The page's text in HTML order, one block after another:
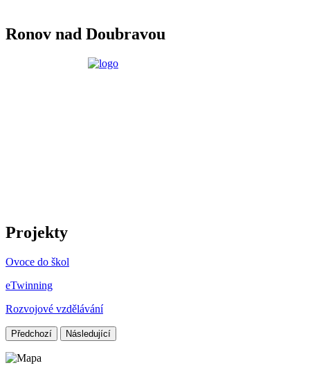
Ronov nad Doubravou
Projekty
Ovoce do škol
eTwinning
Rozvojové vzdělávání
Předchozí Následující